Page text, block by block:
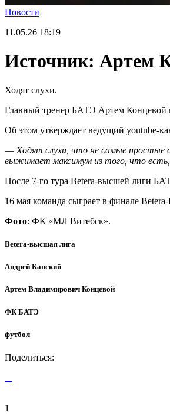
Новости
11.05.26 18:19
Источник: Артем
Ходят слухи.
Главный тренер БАТЭ Артем Концевой
Об этом утверждает ведущий youtube-
— Ходят слухи, что не самые простые
выжимает максимум из того, что есть,
После 7-го тура Betera-высшей лиги
16 мая команда сыграет в финале
Фото: ФК «МЛ Витебск».
Betera-высшая лига
Андрей Капский
Артем Владимирович Концевой
ФК БАТЭ
футбол
Поделиться:
1